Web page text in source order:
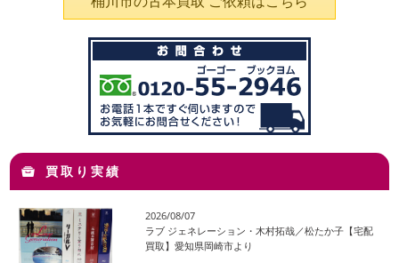
買取り実績
2026/08/07
ラブ ジェネレーション・木村拓哉／松たか子【宅配
買取】愛知県岡崎市より